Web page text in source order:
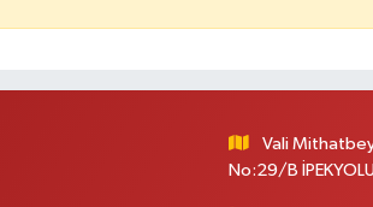
Vali
No:29/B